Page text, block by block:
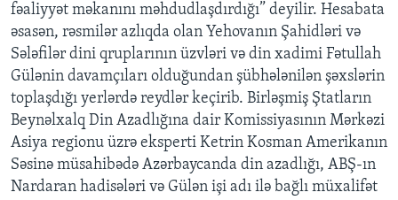
fəaliyyət məkanını məhdudlaşdırdığı” deyilir. Hesabata
əsasən, rəsmilər azlıqda olan Yehovanın Şahidləri və
Sələfilər dini qruplarının üzvləri və din xadimi Fətullah
Gülənin davamçıları olduğundan şübhələnilən şəxslərin
toplaşdığı yerlərdə reydlər keçirib. Birləşmiş Ştatların
Beynəlxalq Din Azadlığına dair Komissiyasının Mərkəzi
Asiya regionu üzrə eksperti Ketrin Kosman Amerikanın
Səsinə müsahibədə Azərbaycanda din azadlığı, ABŞ-ın
Nardaran hadisələri və Gülən işi adı ilə bağlı müxalifət